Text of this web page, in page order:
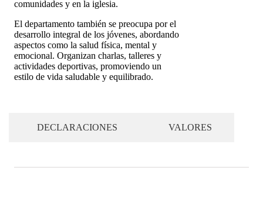
comunidades y en la iglesia.
El departamento también se preocupa por el
desarrollo integral de los jóvenes, abordando
aspectos como la salud física, mental y
emocional. Organizan charlas, talleres y
actividades deportivas, promoviendo un
estilo de vida saludable y equilibrado.
DECLARACIONES VALORES